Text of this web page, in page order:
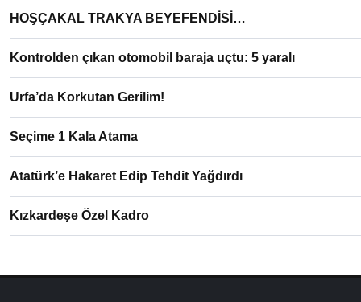
HOŞÇAKAL TRAKYA BEYEFENDİSİ…
Kontrolden çıkan otomobil baraja uçtu: 5 yaralı
Urfa’da Korkutan Gerilim!
Seçime 1 Kala Atama
Atatürk’e Hakaret Edip Tehdit Yağdırdı
Kızkardeşe Özel Kadro